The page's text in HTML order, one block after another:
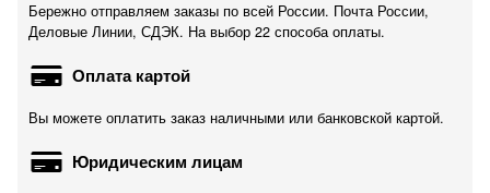
Бережно отправляем заказы по всей России. Почта России,
Деловые Линии, СДЭК. На выбор 22 способа оплаты.
Оплата картой
Вы можете оплатить заказ наличными или банковской картой.
Юридическим лицам